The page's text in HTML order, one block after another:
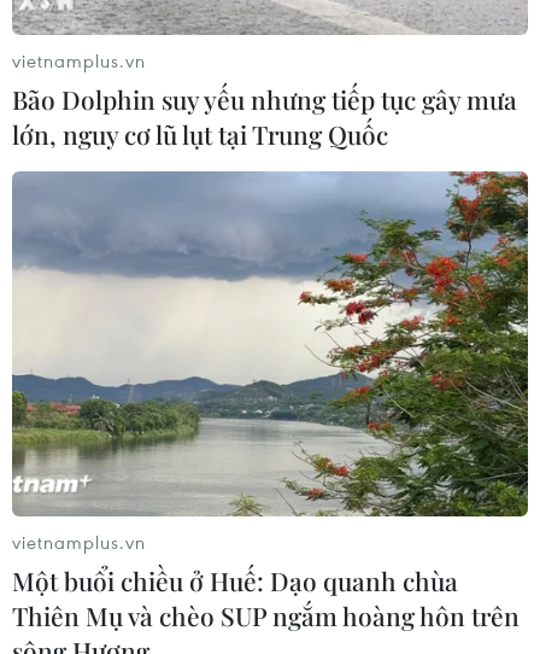
vietnamplus.vn
Bão Dolphin suy yếu nhưng tiếp tục gây mưa
lớn, nguy cơ lũ lụt tại Trung Quốc
vietnamplus.vn
Một buổi chiều ở Huế: Dạo quanh chùa
Thiên Mụ và chèo SUP ngắm hoàng hôn trên